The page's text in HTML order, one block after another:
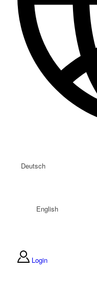
Deutsch
English
Login